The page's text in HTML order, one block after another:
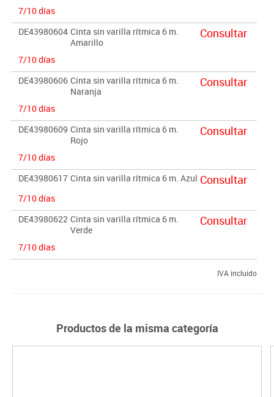
7/10 días
DE43980604 Cinta sin varilla rítmica 6 m.
Amarillo
7/10 días
Consultar
DE43980606 Cinta sin varilla rítmica 6 m.
Naranja
7/10 días
Consultar
DE43980609 Cinta sin varilla rítmica 6 m.
Rojo
7/10 días
Consultar
DE43980617 Cinta sin varilla rítmica 6 m. Azul
7/10 días
Consultar
DE43980622 Cinta sin varilla rítmica 6 m.
Verde
7/10 días
Consultar
IVA incluido
Productos de la misma categoría